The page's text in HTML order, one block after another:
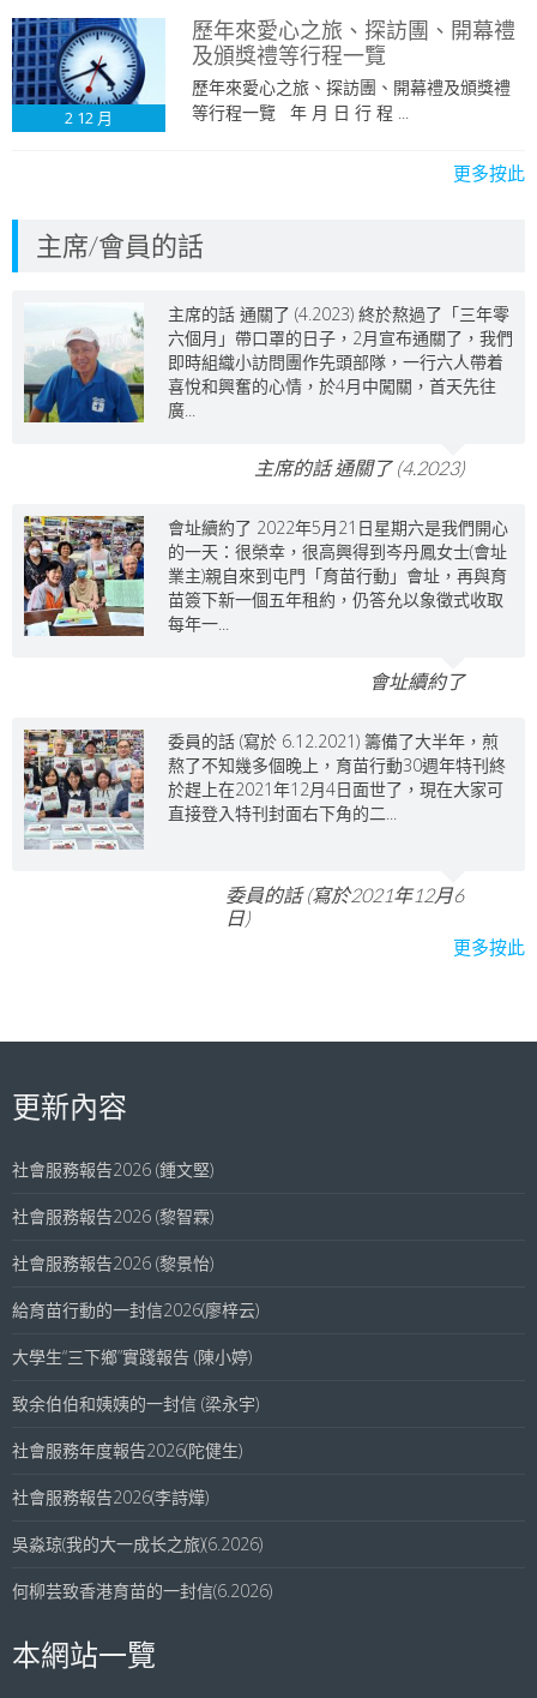
2 12 月
歷年來愛心之旅、探訪團、開幕禮
及頒獎禮等行程一覽
歷年來愛心之旅、探訪團、開幕禮及頒獎禮
等行程一覽 年 月 日 行 程 ...
更多按此
主席/會員的話
主席的話 通關了 (4.2023) 終於熬過了「三年零
六個月」帶口罩的日子，2月宣布通關了，我們
即時組織小訪問團作先頭部隊，一行六人帶着
喜悅和興奮的心情，於4月中闖關，首天先往
廣...
主席的話 通關了 (4.2023)
會址續約了 2022年5月21日星期六是我們開心
的一天：很榮幸，很高興得到岑丹鳳女士(會址
業主)親自來到屯門「育苗行動」會址，再與育
苗簽下新一個五年租約，仍答允以象徵式收取
每年一...
會址續約了
委員的話 (寫於 6.12.2021) 籌備了大半年，煎
熬了不知幾多個晚上，育苗行動30週年特刊終
於趕上在2021年12月4日面世了，現在大家可
直接登入特刊封面右下角的二...
委員的話 (寫於2021年12月6
日)
更多按此
更新內容
社會服務報告2026 (鍾文堅)
社會服務報告2026 (黎智霖)
社會服務報告2026 (黎景怡)
給育苗行動的一封信2026(廖梓云)
大學生“三下鄉”實踐報告 (陳小婷)
致余伯伯和姨姨的一封信 (梁永宇)
社會服務年度報告2026(陀健生)
社會服務報告2026(李詩燁)
吳淼琼(我的大一成长之旅)(6.2026)
何柳芸致香港育苗的一封信(6.2026)
本網站一覽